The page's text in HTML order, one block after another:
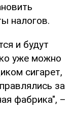
налогов.
и будут
уже можно
сигарет,
за
фабрика", –